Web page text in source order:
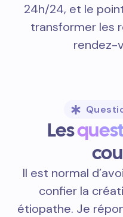
24h/24, et le
transformer les
rendez-
Les
Il est normal
confier la
étiopathe. Je